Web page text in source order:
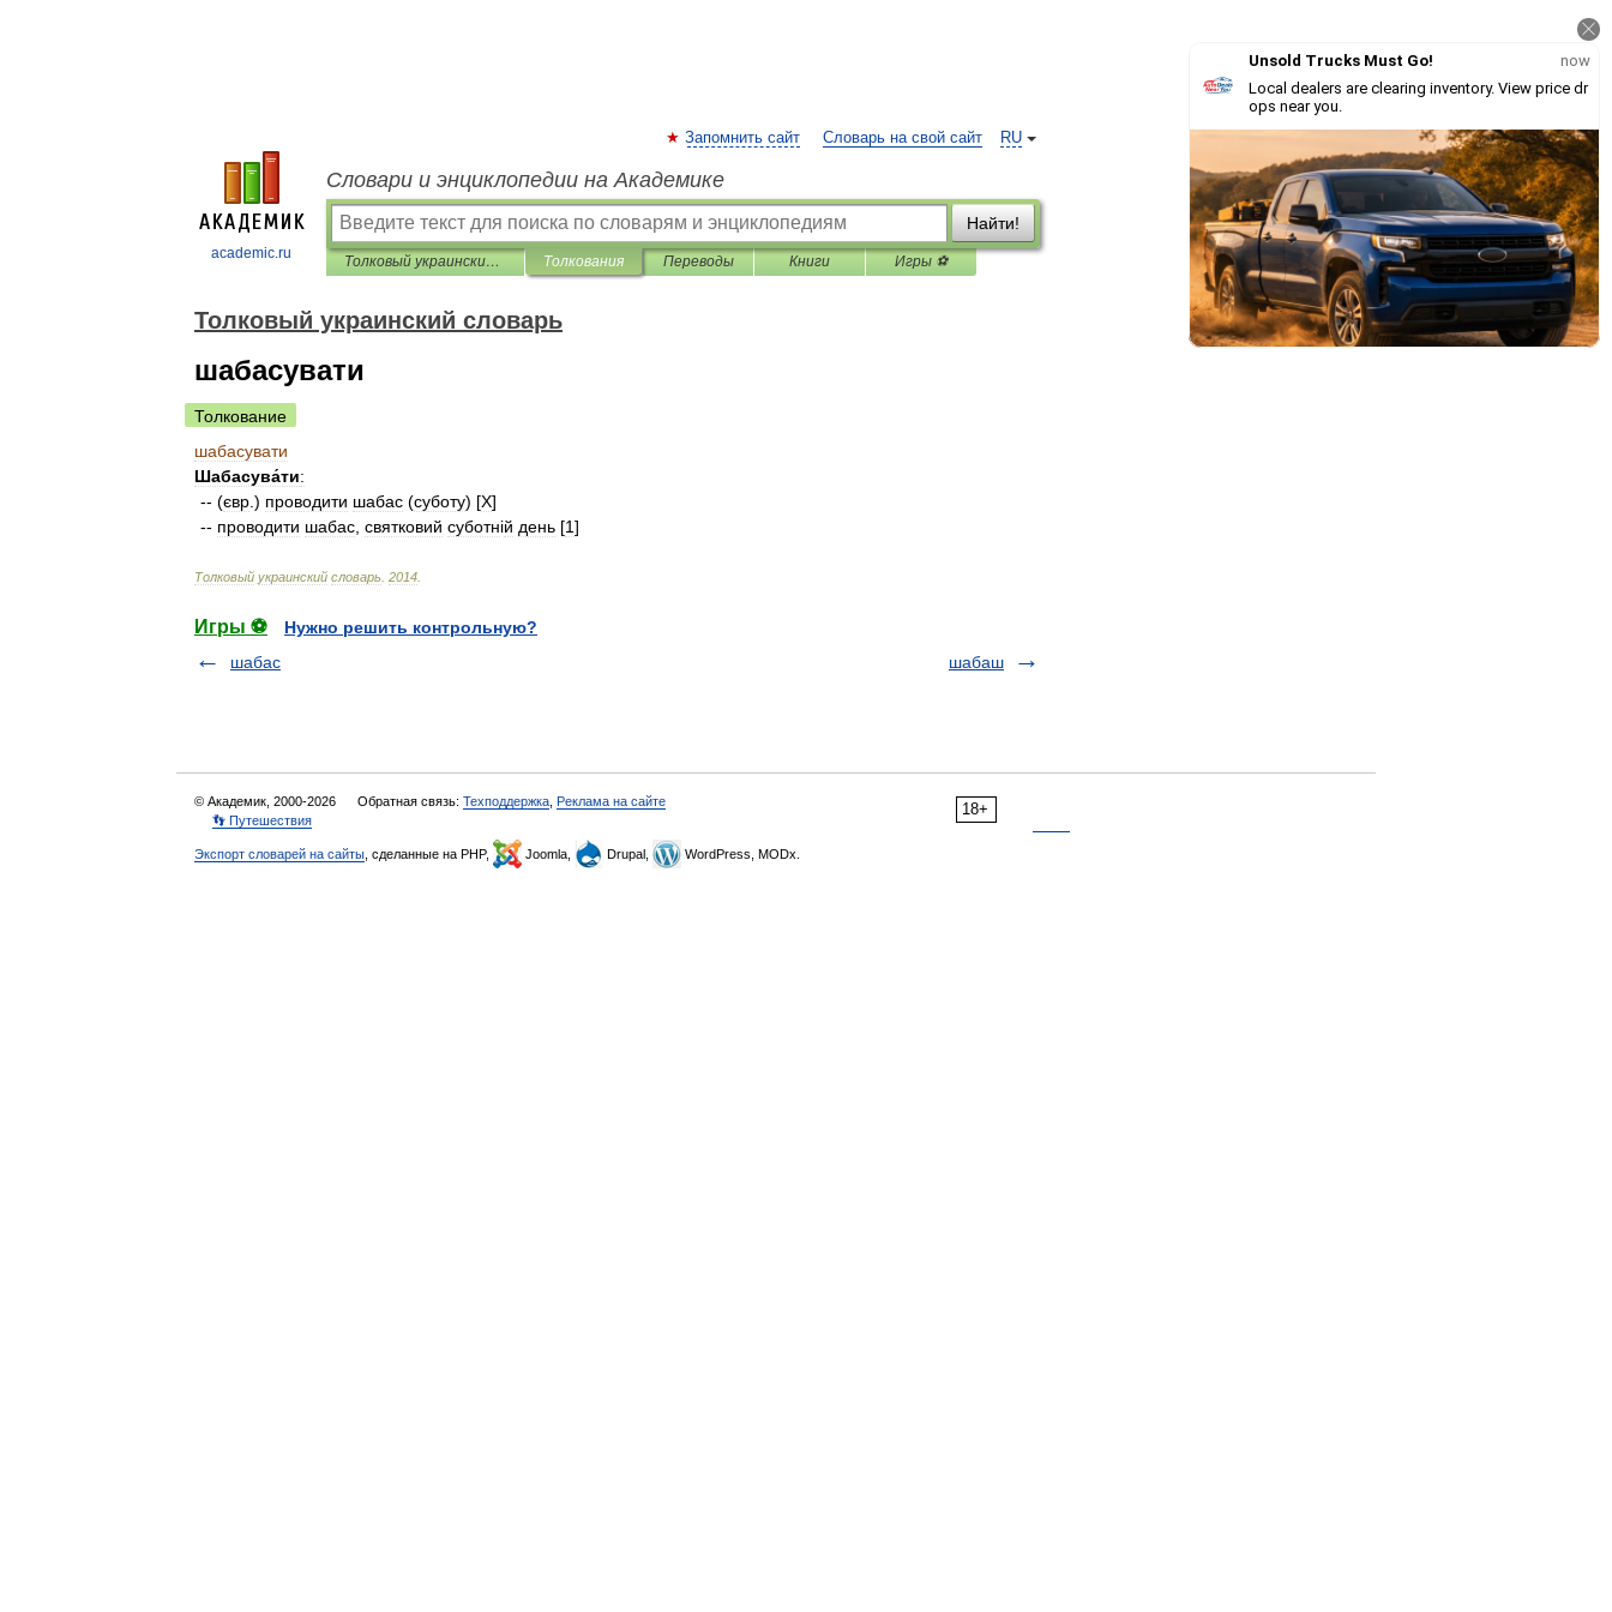
academic.ru
RU
Запомнить сайт Словарь на свой сайт
Словари и энциклопедии на Академике
Найти!
Толковый украинский словарь Толкования Переводы Книги Игры ⚽
Толковый украинский словарь
шабасувати
Толкование
шабасувати
Шабасува́ти:
-- (євр .) проводити шабас (суботу) [X]
-- проводити шабас святковий суботній день [1]
Толковый украинский словарь 2014
Игры ⚽
Нужно решить контрольную?
шабас
шабаш
18+
© Академик, 2000-2026 Обратная связь: Техподдержка Реклама на сайте
👣 Путешествия
Экспорт словарей на сайты , сделанные на PHP, Joomla, Drupal, WordPress, MODx.